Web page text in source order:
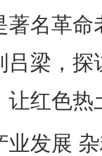
革命
吕梁，
让红色
发展 杂